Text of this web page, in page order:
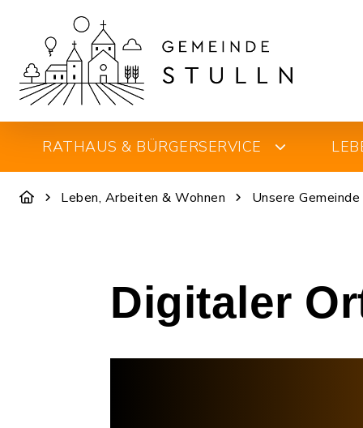
RATHAUS & BÜRGERSERVICE
Leben, Arbeiten & Wohnen Unsere Gemeinde
Digitaler